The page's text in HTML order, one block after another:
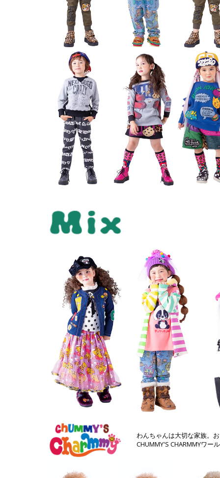
わんちゃんは大切な家族。
CHUMMY'S CHARMMYワー